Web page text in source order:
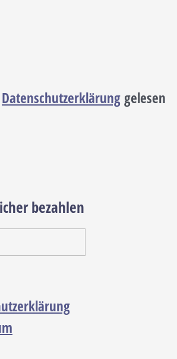
Datenschutzerklärunggelesen
bezahlen